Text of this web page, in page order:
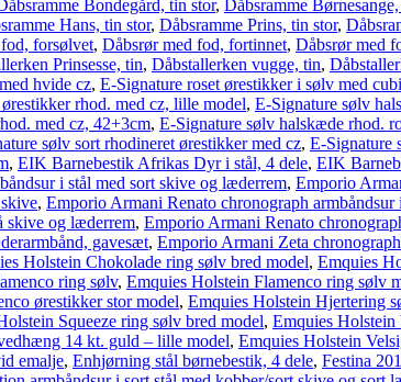
Bondegård, tin stor, Dåbsramme
Hans, tin stor, Dåbsramme Prins, tin stor,
forsølvet, Dåbsrør med fod, fortinnet, Dåbsrør med
Prinsesse, tin, Dåbstallerken vugge, tin,
hvide cz, E-Signature roset ørestikker i sølv med
rhod. med cz, lille model, E-Signature sølv
med cz, 42+3cm, E-Signature sølv halskæde rhod.
sølv sort rhodineret ørestikker med cz, E-Signature
, EIK Barnebestik Afrikas Dyr i stål, 4 dele, EIK
i stål med sort skive og læderrem, Emporio
, Emporio Armani Renato chronograph armbåndsur
skive og læderrem, Emporio Armani Renato
gavesæt, Emporio Armani Zeta
Holstein Chokolade ring sølv bred model, Emquies
ring sølv, Emquies Holstein Flamenco ring sølv
ørestikker stor model, Emquies Holstein Hjertering
Squeeze ring sølv bred model, Emquies
14 kt. guld – lille model, Emquies Holstein
emalje, Enhjørning stål børnebestik, 4 dele, Festina